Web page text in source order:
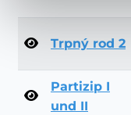
Trpný rod 2
Partizip I
und II